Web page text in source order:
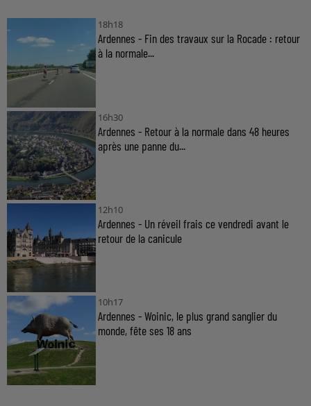
18h18
Ardennes - Fin des travaux sur la Rocade : retour
à la normale...
16h30
Ardennes - Retour à la normale dans 48 heures
après une panne du...
12h10
Ardennes - Un réveil frais ce vendredi avant le
retour de la canicule
10h17
Ardennes - Woinic, le plus grand sanglier du
monde, fête ses 18 ans